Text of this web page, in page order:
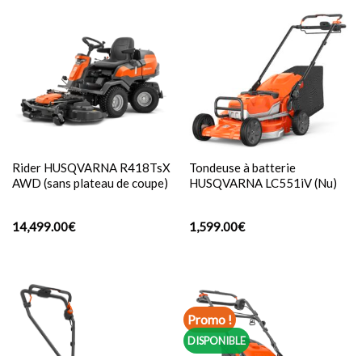
Rider HUSQVARNA R418TsX
AWD (sans plateau de coupe)
14,499.00€
Tondeuse à batterie
HUSQVARNA LC551iV (Nu)
1,599.00€
Promo !
DISPONIBLE